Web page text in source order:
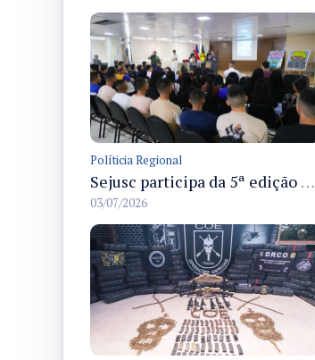
Políticia Regional
Sejusc participa da 5ª edição do Caminhos Literários com foco na cultura hip-hop nas unidades socioeducativas
03/07/2026